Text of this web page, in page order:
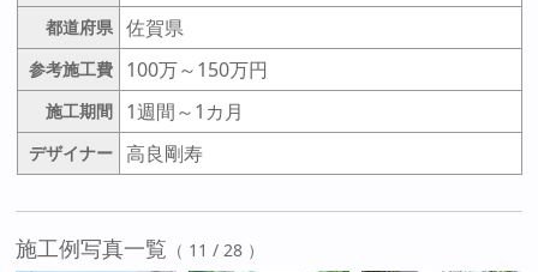
都道府県 佐賀県
参考施工費 100万～150万円
施工期間 1週間～1カ月
デザイナー 高良剛寿
施工例写真一覧 （ 11 / 28 ）